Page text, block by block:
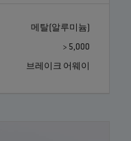
메탈(알루미늄)
> 5,000
브레이크 어웨이